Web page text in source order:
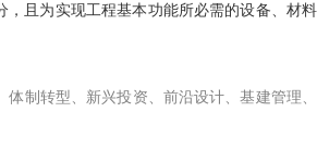
且为实现工程基本功能所必需的设备、材料
体制转型、新兴投资、前沿设计、基建管理、